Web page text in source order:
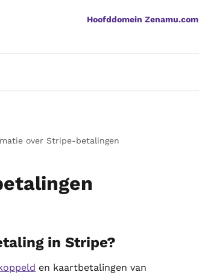
Hoofddomein Zenamu.com
over Stripe-betalingen
in Stripe?
en kaartbetalingen van